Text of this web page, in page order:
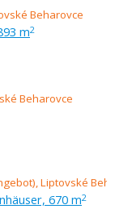
m2
670 m2